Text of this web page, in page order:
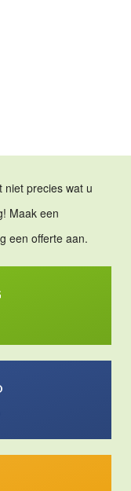
niet precies wat u
Maak een
een offerte aan.